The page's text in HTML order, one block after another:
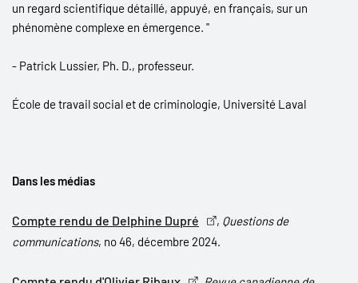
un regard scientifique détaillé, appuyé, en français, sur un
phénomène complexe en émergence. "
- Patrick Lussier, Ph. D., professeur.
École de travail social et de criminologie, Université Laval
Dans les médias
Compte rendu de Delphine Dupré , Questions de
communications, no 46, décembre 2024.